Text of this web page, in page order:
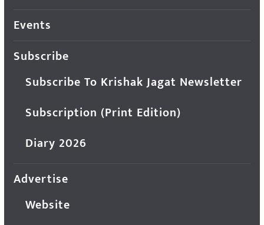
Events
Subscribe
Subscribe To Krishak Jagat Newsletter
Subscription (Print Edition)
Diary 2026
Advertise
Website